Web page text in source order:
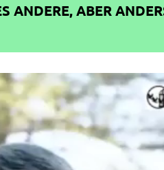
ANDERE, ABER